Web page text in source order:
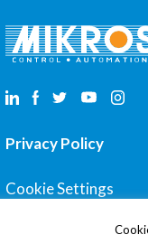
Privacy Policy
Cookie Settings
Copyright © 2026 Mikrosam